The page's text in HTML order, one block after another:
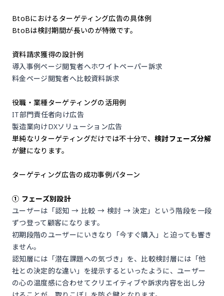
BtoBにおけるターゲティング広告の具体例
BtoBは検討期間が長いのが特徴です。
資料請求獲得の設計例
導入事例ページ閲覧者へホワイトペーパー訴求
料金ページ閲覧者へ比較資料訴求
役職・業種ターゲティングの活用例
IT部門責任者向け広告
製造業向けDXソリューション広告
単純なリターゲティングだけでは不十分で、検討フェーズ分解
が鍵になります。
ターゲティング広告の成功事例パターン
① フェーズ別設計
ユーザーは「認知 → 比較 → 検討 → 決定」という階段を一段
ずつ登って顧客になります。
初期段階のユーザーにいきなり「今すぐ購入」と迫っても響き
ません。
認知層には「潜在課題への気づき」を、比較検討層には「他
社との決定的な違い」を提示するといったように、ユーザー
の心の温度感に合わせてクリエイティブや訴求内容を出し分